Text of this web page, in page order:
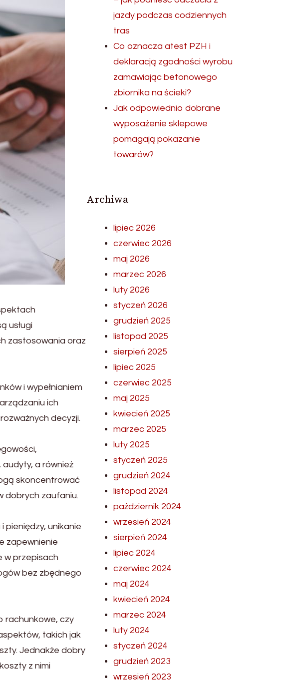
usługi
zastosowania oraz
i wypełnianiem
ich
decyzji.
a również
skoncentrować
dobrych zaufaniu.
pieniędzy, unikanie
zapewnienie
w przepisach
bez zbędnego
rachunkowe, czy
takich jak
Jednakże dobry
z nimi
jazdy podczas codziennych
tras
Co oznacza atest PZH i
deklaracją zgodności wyrobu
zamawiając betonowego
zbiornika na ścieki?
Jak odpowiednio dobrane
wyposażenie sklepowe
pomagają pokazanie
towarów?
Archiwa
lipiec 2026
czerwiec 2026
maj 2026
marzec 2026
luty 2026
styczeń 2026
grudzień 2025
listopad 2025
sierpień 2025
lipiec 2025
czerwiec 2025
maj 2025
kwiecień 2025
marzec 2025
luty 2025
styczeń 2025
grudzień 2024
listopad 2024
październik 2024
wrzesień 2024
sierpień 2024
lipiec 2024
czerwiec 2024
maj 2024
kwiecień 2024
marzec 2024
luty 2024
styczeń 2024
grudzień 2023
wrzesień 2023